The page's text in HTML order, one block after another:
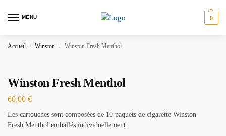
MENU 0
Accueil / Winston / Winston Fresh Menthol
Winston Fresh Menthol
60,00 €
Les cartouches sont composées de 10 paquets de cigarette Winston
Fresh Menthol emballés individuellement.